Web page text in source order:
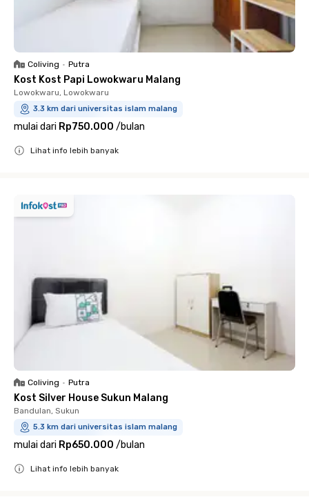
Coliving • Putra
Kost Kost Papi Lowokwaru Malang
Lowokwaru, Lowokwaru
3.3 km dari universitas islam malang
mulai dari Rp750.000 /bulan
Lihat info lebih banyak
Coliving • Putra
Kost Silver House Sukun Malang
Bandulan, Sukun
5.3 km dari universitas islam malang
mulai dari Rp650.000 /bulan
Lihat info lebih banyak